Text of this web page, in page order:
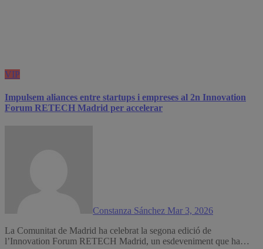
VIP
Impulsem aliances entre startups i empreses al 2n Innovation
Forum RETECH Madrid per accelerar
Constanza Sánchez Mar 3, 2026
La Comunitat de Madrid ha celebrat la segona edició de
l’Innovation Forum RETECH Madrid, un esdeveniment que ha…